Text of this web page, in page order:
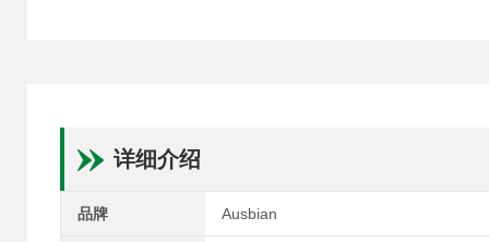
详细介绍
品牌 Ausbian